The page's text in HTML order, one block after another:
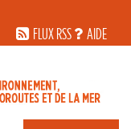
FLUX RSS
AIDE